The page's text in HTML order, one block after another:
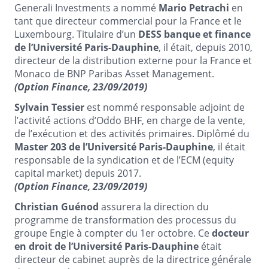
Generali Investments a nommé Mario Petrachi en
tant que directeur commercial pour la France et le
Luxembourg. Titulaire d’un DESS banque et finance
de l’Université Paris-Dauphine, il était, depuis 2010,
directeur de la distribution externe pour la France et
Monaco de BNP Paribas Asset Management.
(Option Finance, 23/09/2019)
Sylvain Tessier est nommé responsable adjoint de
l’activité actions d’Oddo BHF, en charge de la vente,
de l’exécution et des activités primaires. Diplômé du
Master 203 de l’Université Paris-Dauphine, il était
responsable de la syndication et de l’ECM (equity
capital market) depuis 2017.
(Option Finance, 23/09/2019)
Christian Guénod assurera la direction du
programme de transformation des processus du
groupe Engie à compter du 1er octobre. Cedocteur
en droit de l’Université Paris-Dauphine était
directeur de cabinet auprès de la directrice générale